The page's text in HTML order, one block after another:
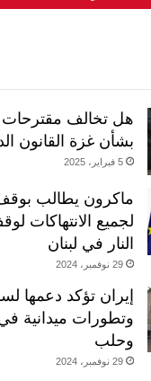
هل تخالف
بشأن غزة القانون
5 فبراير، 2025
ماكرون يطالب
لجميع الانتهاكات
النار في لبنان
29 نوفمبر، 2024
إيران تؤكد دعمها
وتطورات ميدانية
وحلب
29 نوفمبر، 2024